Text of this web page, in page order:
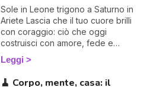
Sole in Leone trigono a Saturno in
Ariete Lascia che il tuo cuore brilli
con coraggio: ciò che oggi
costruisci con amore, fede e
disciplina può diventare una luce
duratura nel tuo cammino.
Leggi
🧹 Corpo, mente, casa: il